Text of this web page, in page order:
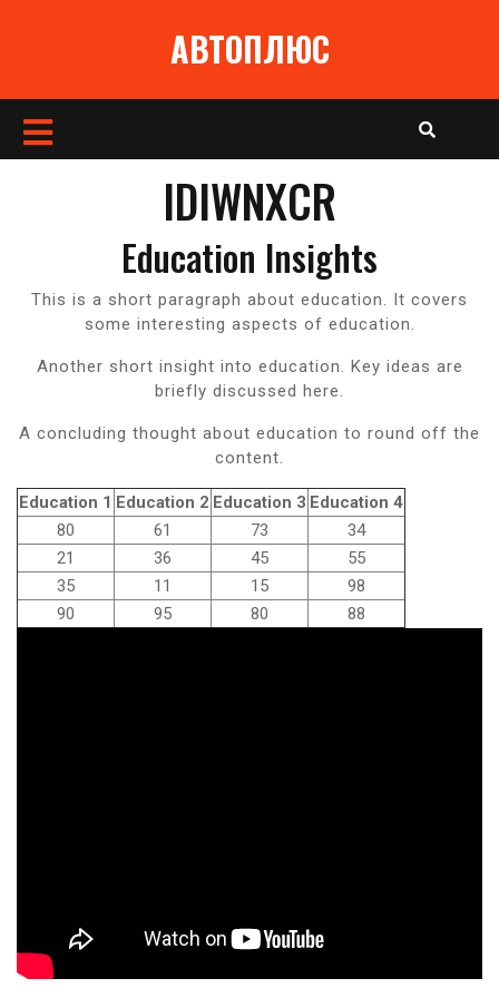
АВТОПЛЮС
Кнопка
IDIWNXCR
Education Insights
This is a short paragraph about education. It covers
some interesting aspects of education.
Another short insight into education. Key ideas are
briefly discussed here.
A concluding thought about education to round off the
content.
Education 1 Education 2 Education 3 Education 4
80
61 73
34
21
36 45
55
35
11 15
98
90
95 80 88